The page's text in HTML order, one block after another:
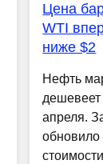
Цена
WTI
ниже $2
Нефть
дешевеет
апреля.
обновило